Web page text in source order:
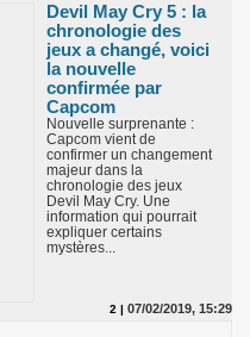
Devil May Cry 5 : la
chronologie des
jeux a changé, voici
la nouvelle
confirmée par
Capcom
Nouvelle surprenante :
Capcom vient de
confirmer un changement
majeur dans la
chronologie des jeux
Devil May Cry. Une
information qui pourrait
expliquer certains
mystères...
2 | 07/02/2019, 15:29